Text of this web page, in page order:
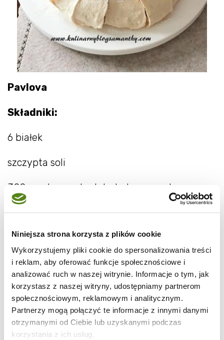
Niniejsza strona korzysta z plików cookie
Wykorzystujemy pliki cookie do spersonalizowania treści
i reklam, aby oferować funkcje społecznościowe i
analizować ruch w naszej witrynie. Informacje o tym, jak
korzystasz z naszej witryny, udostępniamy partnerom
społecznościowym, reklamowym i analitycznym.
Partnerzy mogą połączyć te informacje z innymi danymi
otrzymanymi od Ciebie lub uzyskanymi podczas
korzystania z ich usług.
Pavlova
Składniki:
6 białek
szczypta soli
300 g cukru pudru lub drobnego cukru
1 łyżeczka mąki kukurydzianej
1 łyżeczka soku z cytryny lub octu
1 łyżeczka ekstraktu waniliowego
250 g smietany kremówki 30%
1 łyżeczka pasty waniliowej